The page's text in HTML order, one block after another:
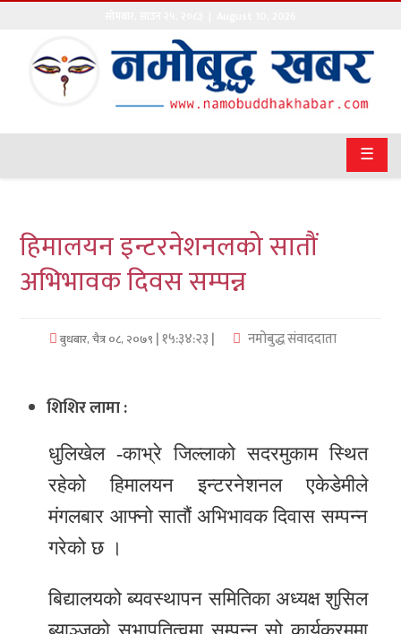
गृहपृष्ठ
राजनीति
प्रवास
अर्थवाणिज्य
अन्तराष्ट्रिय
कला
सूचना
प्रविधि
नमोबुद्ध
☰
हिमालयन इन्टरनेशनलको सातौं
अभिभावक दिवस सम्पन्न
बुधबार, चैत्र ०८, २०७९ | १५:३४:२३ | नमोबुद्ध संवाददाता
शिशिर लामा :
धुलिखेल -काभ्रे जिल्लाको सदरमुकाम स्थित
रहेको हिमालयन इन्टरनेशनल एकेडेमीले
मंगलबार आफ्नो सातौं अभिभावक दिवास सम्पन्न
गरेको छ ।
बिद्यालयको ब्यवस्थापन समितिका अध्यक्ष शुसिल